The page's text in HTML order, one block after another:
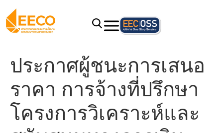
ประกาศผู้ชนะการเสนอ
ราคา การจ้างที่ปรึกษา
โครงการวิเคราะห์และ